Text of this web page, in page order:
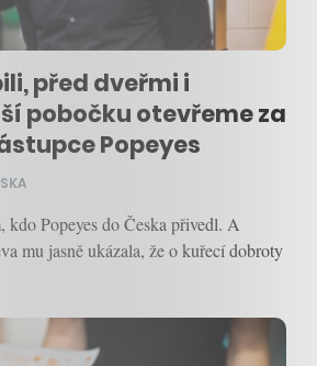
před dveřmi i
pobočku otevřeme za
Popeyes
Popeyes do Česka přivedl. A
mu jasně ukázala, že o kuřecí dobroty